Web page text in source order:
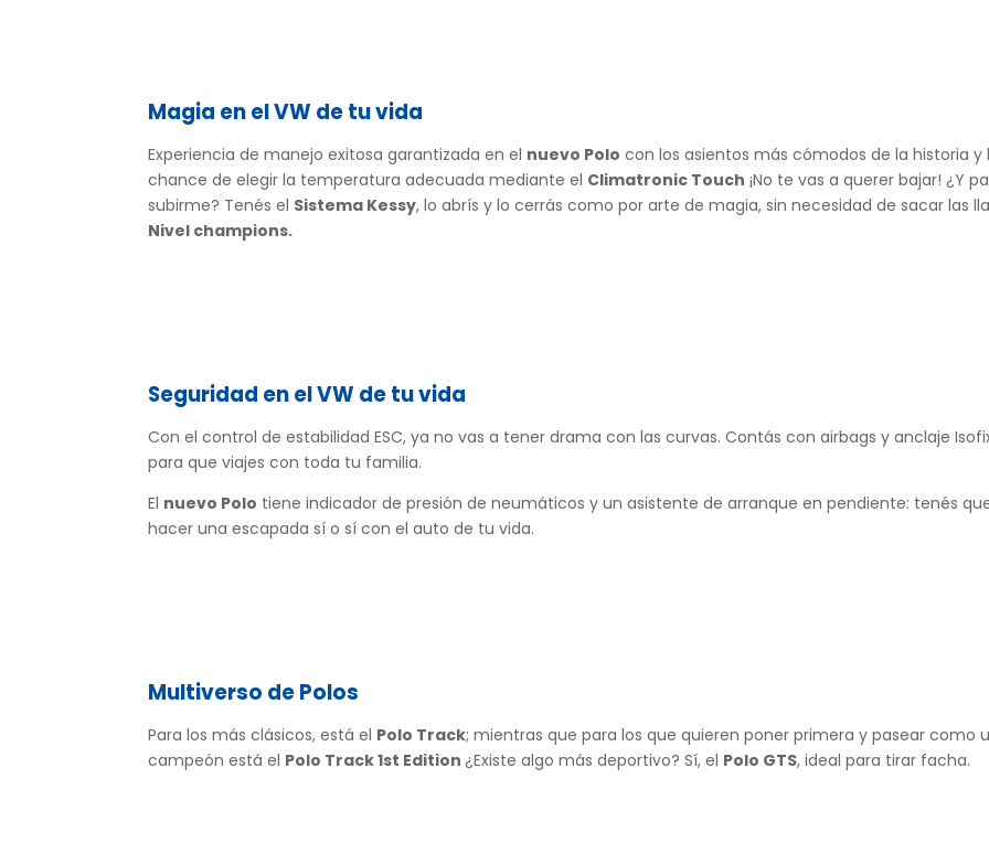
Magia en el VW de tu vida
Experiencia de manejo exitosa garantizada en el nuevo Polo con los asientos más cómodos de la historia y
chance de elegir la temperatura adecuada mediante el Climatronic Touch ¡No te vas a querer bajar! ¿Y
subirme? Tenés el Sistema Kessy, lo abrís y lo cerrás como por arte de magia, sin necesidad de sacar las
Nivel champions.
Seguridad en el VW de tu vida
Con el control de estabilidad ESC, ya no vas a tener drama con las curvas. Contás con airbags y anclaje
para que viajes con toda tu familia.
El nuevo Polo tiene indicador de presión de neumáticos y un asistente de arranque en pendiente: tenés
hacer una escapada sí o sí con el auto de tu vida.
Multiverso de Polos
Para los más clásicos, está el Polo Track; mientras que para los que quieren poner primera y pasear como
campeón está el Polo Track 1st Edition¿Existe algo más deportivo? Sí, el Polo GTS, ideal para tirar facha.